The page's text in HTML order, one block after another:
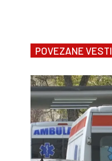
POVEZANE VESTI